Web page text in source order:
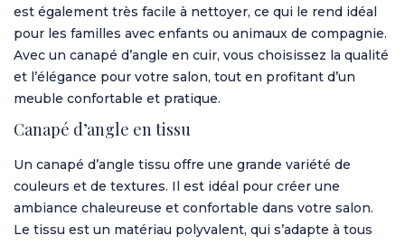
est également très facile à nettoyer, ce qui le rend idéal
pour les familles avec enfants ou animaux de compagnie.
Avec un canapé d’angle en cuir, vous choisissez la qualité
et l’élégance pour votre salon, tout en profitant d’un
meuble confortable et pratique.
Canapé d’angle en tissu
Un canapé d’angle tissu offre une grande variété de
couleurs et de textures. Il est idéal pour créer une
ambiance chaleureuse et confortable dans votre salon.
Le tissu est un matériau polyvalent, qui s’adapte à tous